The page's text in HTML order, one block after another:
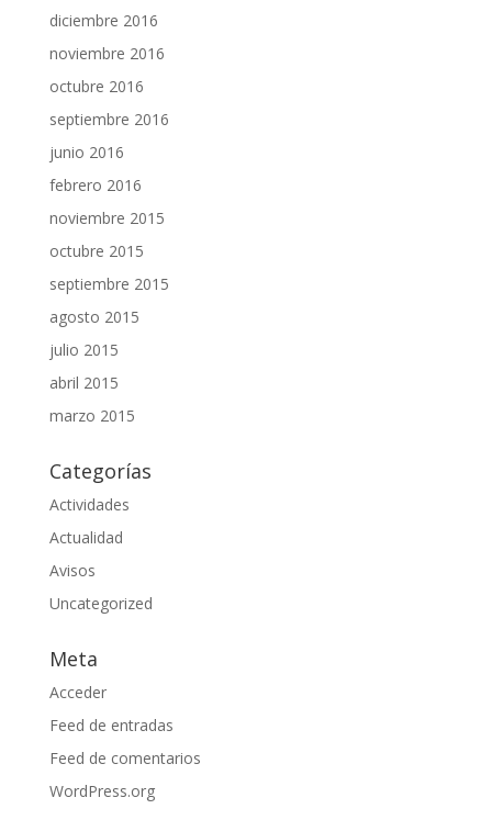
diciembre 2016
noviembre 2016
octubre 2016
septiembre 2016
junio 2016
febrero 2016
noviembre 2015
octubre 2015
septiembre 2015
agosto 2015
julio 2015
abril 2015
marzo 2015
Categorías
Actividades
Actualidad
Avisos
Uncategorized
Meta
Acceder
Feed de entradas
Feed de comentarios
WordPress.org